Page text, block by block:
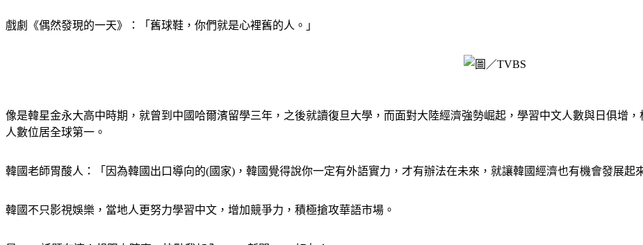
戲劇《偶然發現的一天》：「舊球鞋，你們就是心裡舊的人。」
像是韓星金永大高中時期，就曾到中國哈爾濱留學三年，之後就讀復旦大學，而面對大陸經濟強勢崛起，學習中文人數與日俱增
人數位居全球第一。
韓國老師胃酸人：「因為韓國出口導向的(國家)，韓國覺得說你一定有外語實力，才有辦法在未來，就讓韓國經濟也有機會發展起來
韓國不只影視娛樂，當地人更努力學習中文，增加競爭力，積極搶攻華語市場。